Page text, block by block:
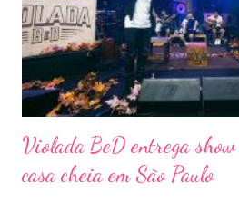
Violada BeD entrega
casa cheia em São Paulo